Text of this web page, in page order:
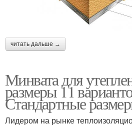
читать дальше →
Минвата для
размеры 11
Стандартные
Лидером на рынке